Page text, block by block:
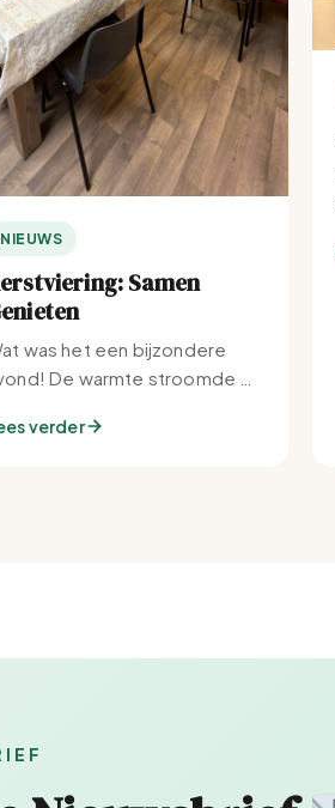
NIEUWS
Samen
was het een bijzondere
De warmte stroomde bij
verder